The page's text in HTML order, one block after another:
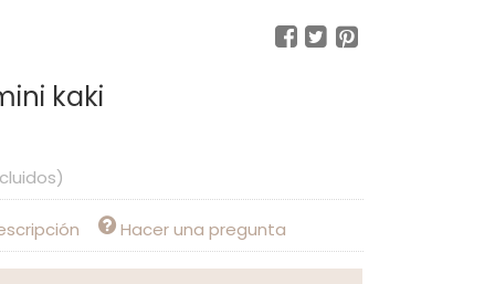
kaki
Hacer una pregunta